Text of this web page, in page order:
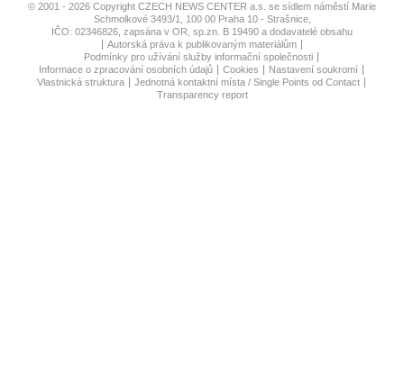
© 2001 - 2026 Copyright CZECH NEWS CENTER a.s. se sídlem náměstí Marie
Schmolkové 3493/1, 100 00 Praha 10 - Strašnice,
IČO: 02346826, zapsána v OR, sp.zn. B 19490 a dodavatelé obsahu
Autorská práva k publikovaným materiálům
Podmínky pro užívání služby informační společnosti
Informace o zpracování osobních údajů
Cookies
Nastavení soukromí
Vlastnická struktura
Jednotná kontaktní místa / Single Points od Contact
Transparency report